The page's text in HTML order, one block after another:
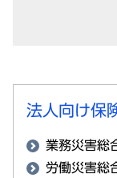
法人向け保
業務災害総
労働災害総